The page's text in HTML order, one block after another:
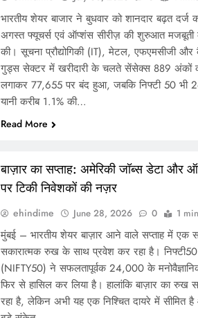
भारतीय शेयर बाजार ने बुधवार को शानदार बढ़त दर्ज
अगस्त फ्यूचर्स एवं ऑप्शंस सीरीज़ की शुरुआत
की। सूचना प्रौद्योगिकी (IT), मेटल, एफएमसीजी
गुड्स सेक्टर में खरीदारी के चलते सेंसेक्स 889 अंकों
लगाकर 77,655 पर बंद हुआ, जबकि निफ्टी 50 भी
यानी करीब 1.1% की…
Read More
बाज़ार का सप्ताह: अमेरिकी जॉब्स डेटा और
पर टिकी निवेशकों की नज़र
ehindime June 28, 2026 0 1
मुंबई – भारतीय शेयर बाज़ार आने वाले सप्ताह में एक
सकारात्मक रुख के साथ प्रवेश कर रहा है। निफ्टी50
(NIFTY50) ने सफलतापूर्वक 24,000 के
फिर से हासिल कर लिया है। हालांकि बाज़ार का रुख
रहा है, लेकिन अभी यह एक निश्चित दायरे में सीमित